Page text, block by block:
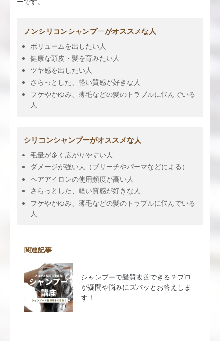
ノンシリコンシャンプーがオススメな人
ボリュームを出したい人
健康な頭皮・髪を育みたい人
ツヤ感を出したい人
さらっとした、軽い質感が好きな人
フケやかゆみ、薄毛などの髪のトラブルに悩んでいる
人
シリコンシャンプーがオススメな人
毛量が多く広がりやすい人
ダメージが強い人（ブリーチやパーマなどによる）
ヘアアイロンの使用頻度が高い人
さらっとした、軽い質感が好きな人
フケやかゆみ、薄毛などの髪のトラブルに悩んでいる
人
関連記事
シャンプーで髪質改善できる？プロ
が疑問や悩みにズバッとお答えしま
す！